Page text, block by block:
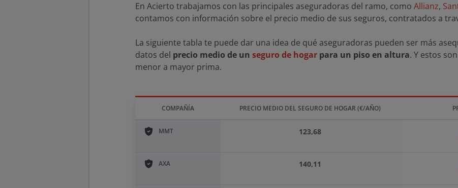
En Acierto trabajamos con las principales aseguradoras del ramo, como Allianz,
contamos con información sobre el precio medio de sus seguros, contratados a
La siguiente tabla te puede dar una idea de qué aseguradoras pueden ser más
datos del precio medio de un seguro de hogar para un piso en altura. Y estos
menor a mayor prima.
COMPAÑÍA PRECIO MEDIO DEL SEGURO DE HOGAR (€/AÑO)
MMT 123,68
AXA 140,11